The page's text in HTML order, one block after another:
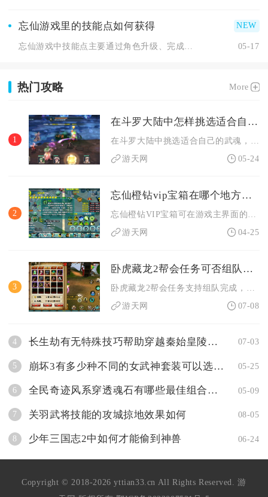
忘仙游戏里的技能点如何获得
05-17
热门攻略 More
1
在斗罗大陆中怎样挑选适合自己的武魂
游天网
05-24
2
忘仙橙钻vip宝箱在哪个地方可以找到
游天网
04-25
3
卧虎藏龙2帮会任务可否组队完成
游天网
07-08
4 长生劫有无特殊技巧帮助穿越秦始皇陵石板 07-03
5 崩坏3有多少种不同的女武神套装可以选择 05-25
6 全民奇迹风系穿透魂石有哪些最佳组合技巧 05-09
7 关羽武将技能的攻城掠地效果如何 08-05
8 少年三国志2中如何才能偷到神兽 06-24
Copyright © 2018-2026 yttian33.cn All Rights Reserved. 游